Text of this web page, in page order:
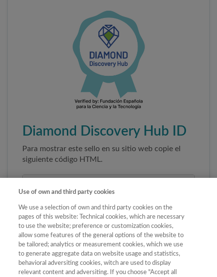
Diamond Discovery Hub ID
Para mostrar este sello en su sitio web copie el
siguiente código HTML.
Copiar código
Use of own and third party cookies
We use a selection of own and third party cookies on the
pages of this website: Technical cookies, which are necessary
to use the website; preference or customization cookies,
allow some features of the general options of the website to
be tailored; analytics or measurement cookies, which we use
to generate aggregate data on website usage and statistics,
behavioral adversiting cookies, witch are used to display
relevant content and adversiting. If you choose "Accept all